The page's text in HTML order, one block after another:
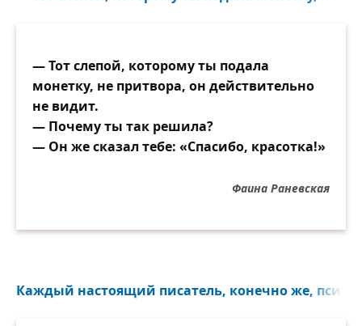
— Тот слепой, которому ты подала
монетку, не притвора, он действительно
не видит.
— Почему ты так решила?
— Он же сказал тебе: «Спасибо, красотка!»
Фаина Раневская
Каждый настоящий писатель, конечно же,